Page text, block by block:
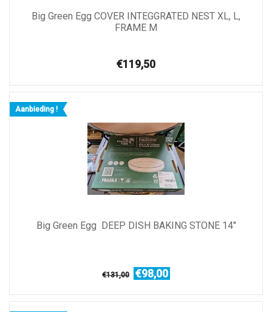
Big Green Egg COVER INTEGGRATED NEST XL, L,
FRAME M
€119,50
Big Green Egg DEEP DISH BAKING STONE 14"
€131,00 €98,00
Aanbieding !